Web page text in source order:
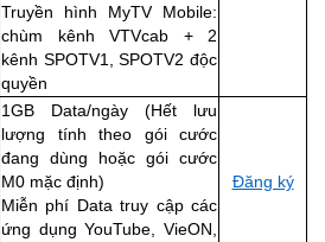
Truyền hình MyTV Mobile:
chùm kênh VTVcab + 2
kênh SPOTV1, SPOTV2 độc
quyền
1GB Data/ngày (Hết lưu
lượng tính theo gói cước
đang dùng hoặc gói cước
M0 mặc định)
Miễn phí Data truy cập các
ứng dụng YouTube, VieON,
Đăng ký